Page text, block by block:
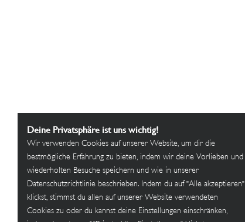
Deine Privatsphäre ist uns wichtig!
Wir verwenden Cookies auf unserer Website, um dir die
bestmögliche Erfahrung zu bieten, indem wir deine Vorlieben und
wiederholten Besuche speichern und wie in unserer
Datenschutzrichtlinie beschrieben. Indem du auf "Alle akzeptieren"
klickst, stimmst du allen auf unserer Website verwendeten
Cookies zu oder du kannst deine Einstellungen einschränken,